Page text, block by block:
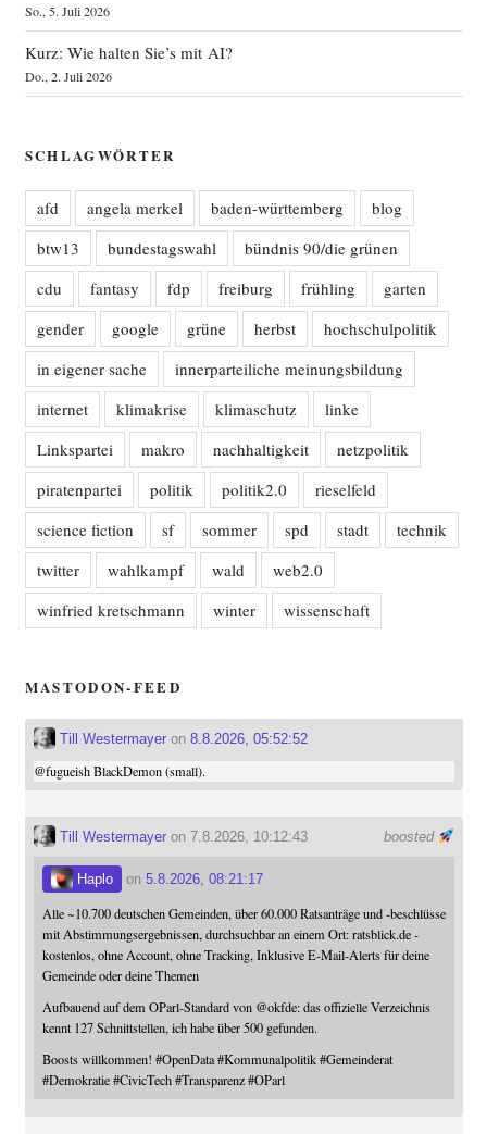
So., 5. Juli 2026
Kurz: Wie halten Sie’s mit AI?
Do., 2. Juli 2026
SCHLAGWÖRTER
afd angela merkel baden-württemberg
blog
btw13
bundestagswahl
bündnis 90/die grünen
cdu
fantasy fdp freiburg frühling
garten
gender
google grüne herbst
hochschulpolitik
in eigener sache
innerparteiliche meinungsbildung
internet
klimakrise klimaschutz
linke
Linkspartei
makro nachhaltigkeit
netzpolitik
piratenpartei
politik politik2.0
rieselfeld
science fiction
sf sommer spd stadt
technik
twitter
wahlkampf wald
web2.0
winfried kretschmann
winter wissenschaft
MASTODON-FEED
Till Westermayeron 8.8.2026, 05:52:52
@fugueishBlackDemon (small).
boosted
Till Westermayeron 7.8.2026, 10:12:43
Haplo on 5.8.2026, 08:21:17
Alle ~10.700 deutschen Gemeinden, über 60.000 Ratsanträge und -beschlüsse
mit Abstimmungsergebnissen, durchsuchbar an einem Ort: ratsblick.de -
kostenlos, ohne Account, ohne Tracking, Inklusive E-Mail-Alerts für deine
Gemeinde oder deine Themen
Aufbauend auf dem OParl-Standard von @okfde: das offizielle Verzeichnis
kennt 127 Schnittstellen, ich habe über 500 gefunden.
Boosts willkommen! #OpenData #Kommunalpolitik #Gemeinderat
#Demokratie #CivicTech #Transparenz #OParl